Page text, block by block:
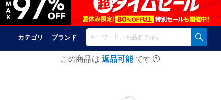
カテゴリ ブランド
この商品は 返品可能 です